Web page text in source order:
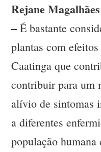
Rejane
– É bastante
plantas com
Caatinga que
contribuir para um
alívio de sintomas
a diferentes
população